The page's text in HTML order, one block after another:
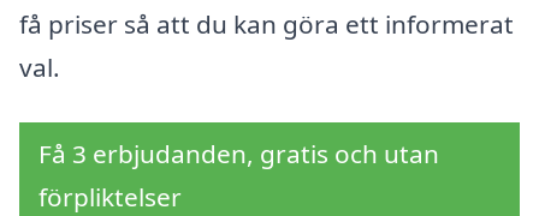
få priser så att du kan göra ett informerat
val.
Få 3 erbjudanden, gratis och utan
förpliktelser